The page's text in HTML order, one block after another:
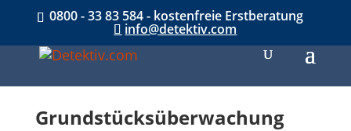
0800 - 33 83 584 - kostenfreie Erstberatung
info@detektiv.com
Grundstücks­überwachung